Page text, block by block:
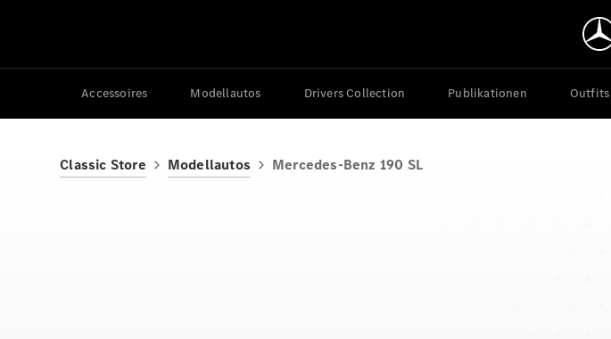
Accessoires Modellautos Drivers Collection Publikationen Outfits
Classic Store Modellautos Mercedes-Benz 190 SL